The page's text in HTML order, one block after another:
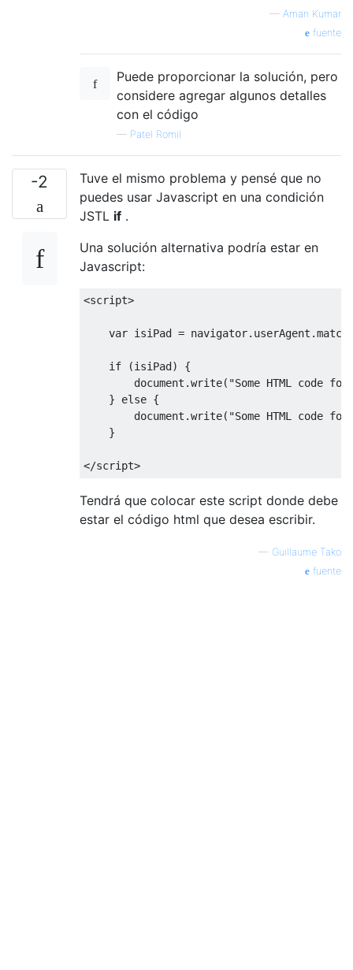
— Aman Kumar
fuente
Puede proporcionar la solución, pero
considere agregar algunos detalles
con el código
— Patel Romil
-2
Tuve el mismo problema y pensé que no
puedes usar Javascript en una condición
JSTL if .
Una solución alternativa podría estar en
Javascript:
<script>
var isiPad = navigator. userAgent .match
if (isiPad)
{
        document
.write( "Some HTML code
}
else {
        document
.write( "Some HTML code
}
</script>
Tendrá que colocar este script donde debe
estar el código html que desea escribir.
— Guillaume Tako
fuente